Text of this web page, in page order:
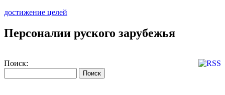
достижение целей
Персоналии руского зарубежья
Поиск: